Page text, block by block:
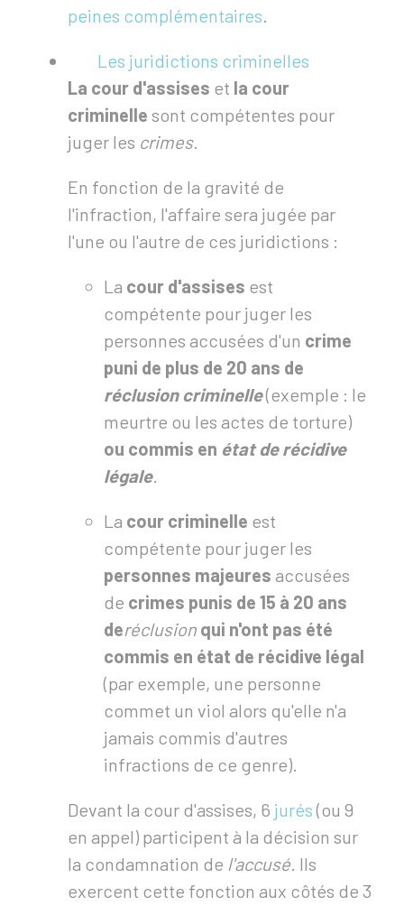
peines complémentaires.
Les juridictions criminelles
La cour d'assises et la cour
criminelle sont compétentes pour
juger les crimes.
En fonction de la gravité de
l'infraction, l'affaire sera jugée par
l'une ou l'autre de ces juridictions :
La cour d'assises est
compétente pour juger les
personnes accusées d'un crime
puni de plus de 20 ans de
réclusion criminelle(exemple : le
meurtre ou les actes de torture)
ou commis en état de récidive
légale.
La cour criminelle est
compétente pour juger les
personnes majeures accusées
de crimes punis de 15 à 20 ans
deréclusion qui n'ont pas été
commis en état de récidive légal
(par exemple, une personne
commet un viol alors qu'elle n'a
jamais commis d'autres
infractions de ce genre).
Devant la cour d'assises, 6 jurés(ou 9
en appel) participent à la décision sur
la condamnation de l'accusé. Ils
exercent cette fonction aux côtés de 3